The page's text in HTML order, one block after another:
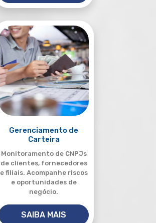
Gerenciamento de
Carteira
Monitoramento de CNPJs
de clientes, fornecedores
e filiais. Acompanhe riscos
e oportunidades de
negócio.
SAIBA MAIS